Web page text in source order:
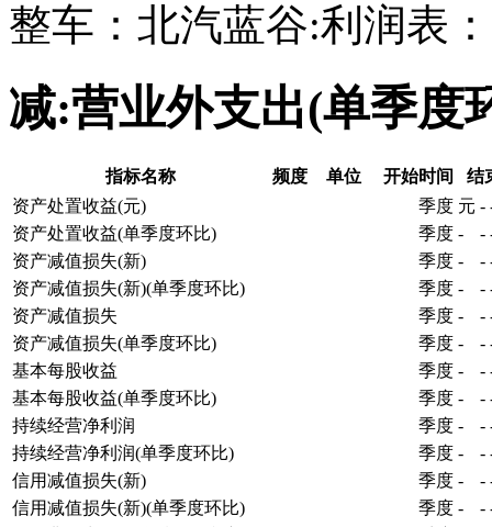
整车：北汽蓝谷:利润表
减:营业外支出(单季度
指标名称 频度 单位 开始时间
结
资产处置收益(元)
季度 元 -
资产处置收益(单季度环比)
季度 - -
资产减值损失(新)
季度 - -
资产减值损失(新)(单季度环比)
季度 - -
资产减值损失
季度 - -
资产减值损失(单季度环比)
季度 - -
基本每股收益
季度 - -
基本每股收益(单季度环比)
季度 - -
持续经营净利润
季度 - -
持续经营净利润(单季度环比)
季度 - -
信用减值损失(新)
季度 - -
信用减值损失(新)(单季度环比)
季度 - -